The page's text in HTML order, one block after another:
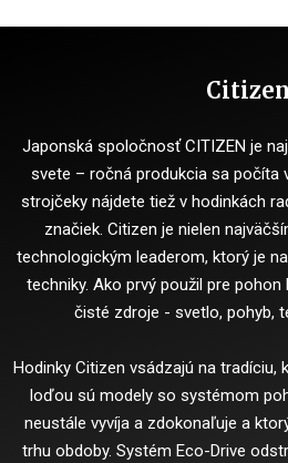
Citizen
Japonská spoločnosť CITIZEN je
svete – ročná produkcia sa počíta
strojčeky nájdete tiež v hodinkách
značiek. Citizen je nielen
technologickým leaderom, ktorý je
techniky. Ako prvý použil pre
čisté zdroje - svetlo, pohyb,
Hodinky Citizen vsádzajú na tradíciu,
loďou sú modely so systémom
neustále vyvíja a zdokonaľuje a
trhu obdoby. Systém Eco-Drive